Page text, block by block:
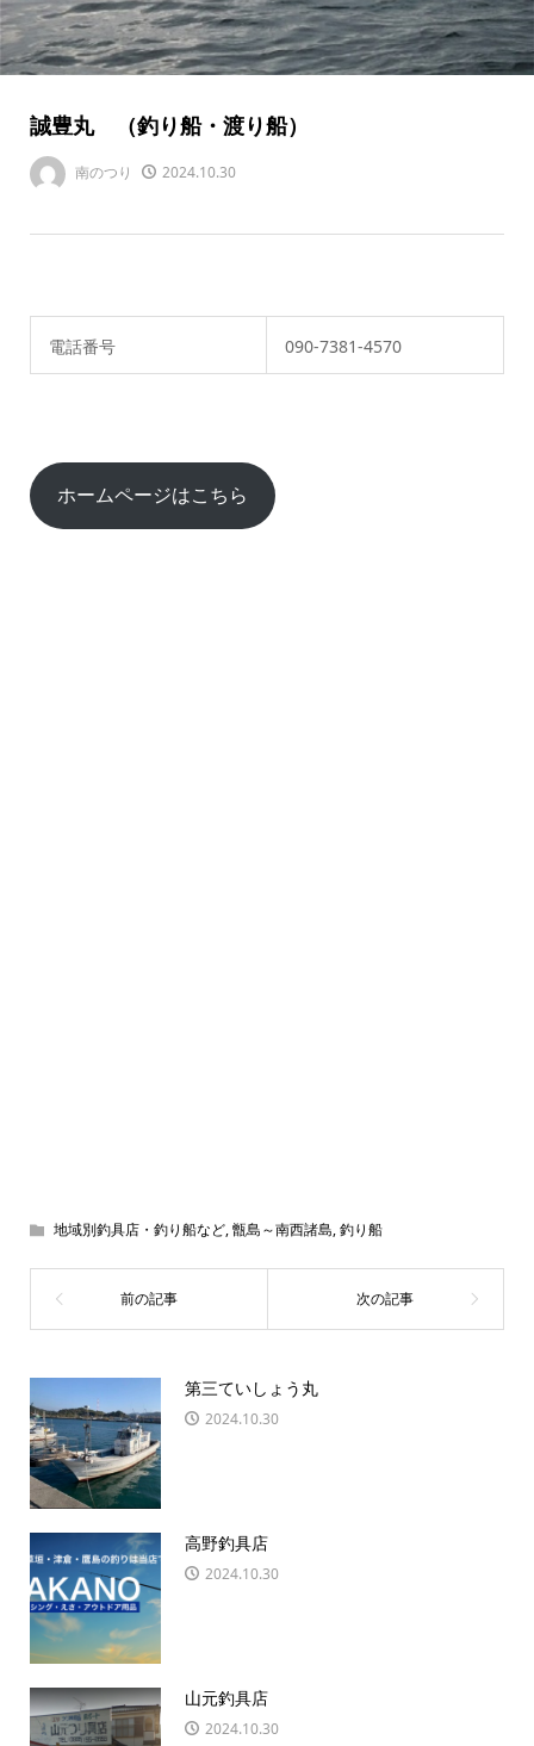
誠豊丸 （釣り船・渡り船）
南のつり 2024.10.30
電話番号 090-7381-4570
ホームページはこちら
地域別釣具店・釣り船など,甑島～南西諸島,釣り船
第三ていしょう丸
2024.10.30
高野釣具店
2024.10.30
山元釣具店
2024.10.30